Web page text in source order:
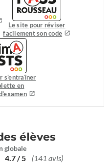
Le site pour réviser
facilement son code
s'entraîner
en
élèves
globale
4.7 / 5 (141 avis)